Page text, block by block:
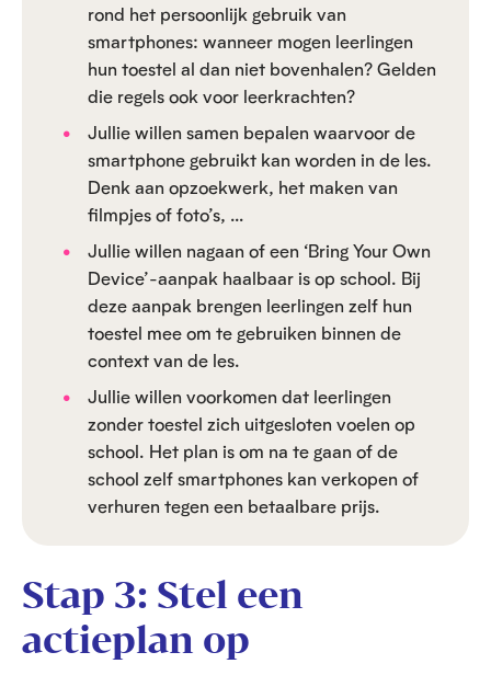
rond het persoonlijk gebruik van
smartphones: wanneer mogen leerlingen
hun toestel al dan niet bovenhalen? Gelden
die regels ook voor leerkrachten?
Jullie willen samen bepalen waarvoor de
smartphone gebruikt kan worden in de les.
Denk aan opzoekwerk, het maken van
filmpjes of foto’s, …
Jullie willen nagaan of een ‘Bring Your Own
Device’-aanpak haalbaar is op school. Bij
deze aanpak brengen leerlingen zelf hun
toestel mee om te gebruiken binnen de
context van de les.
Jullie willen voorkomen dat leerlingen
zonder toestel zich uitgesloten voelen op
school. Het plan is om na te gaan of de
school zelf smartphones kan verkopen of
verhuren tegen een betaalbare prijs.
Stap 3: Stel een
actieplan op